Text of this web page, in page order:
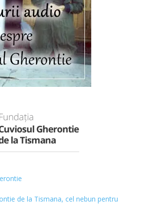
de la Tismana, cel nebun pentru